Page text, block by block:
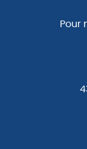
Pour